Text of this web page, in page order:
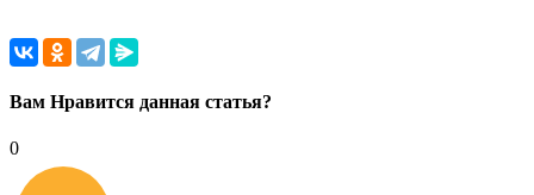
Вам Нравится данная статья?
0